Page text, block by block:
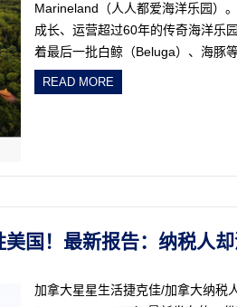
Marineland（人人都爱海洋乐园）
成长、运营超过60年的传奇海洋乐
着最后一批白鲸（Beluga）、海豚
READ MORE
美国！最新报告：纳税人
加拿大星星生活捷克佳/加拿大纳税